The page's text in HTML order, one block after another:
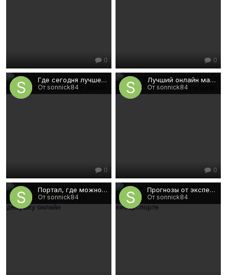
0 0
Где сегодня лучше приобрести септик для дачи?
От sonnick84
0
Лучший онлайн магазин, где имеется качественная водка!
От sonnick84
0
Портал, где можно будет проверить собственную девушку онлайн
От sonnick84
Прогнозы от экспертов и свежие новости. Все о киберспорте
От sonnick84